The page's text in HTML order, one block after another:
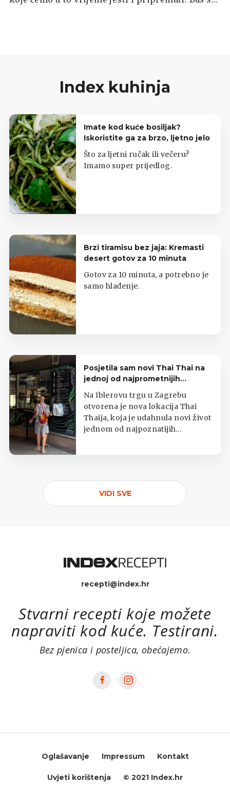
Index kuhinja
Imate kod kuće bosiljak?
Iskoristite ga za brzo, ljetno jelo
Što za ljetni ručak ili večeru?
Imamo super prijedlog.
Brzi tiramisu bez jaja: Kremasti
desert gotov za 10 minuta
Gotov za 10 minuta, a potrebno je
samo hlađenje.
Posjetila sam novi Thai Thai na
jednoj od najprometnijih
zagrebačkih lokacija
Na Iblerovu trgu u Zagrebu
otvorena je nova lokacija Thai
Thaija, koja je udahnula novi život
jednom od najpoznatijih
VIDI SVE
recepti@index.hr
Stvarni recepti koje možete
napraviti kod kuće. Testirani.
Bez pjenica i posteljica, obećajemo.
Oglašavanje Impressum Kontakt
Uvjeti korištenja © 2021 Index.hr